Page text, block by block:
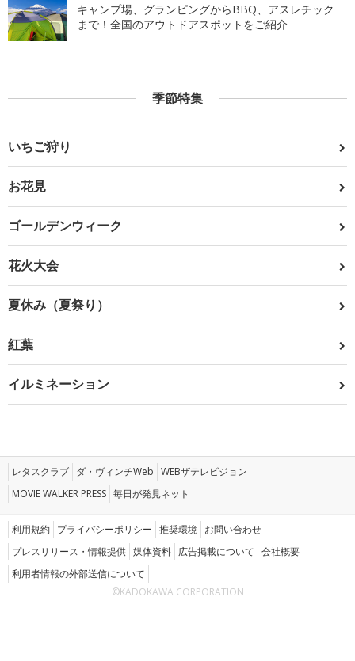
キャンプ場、グランピングからBBQ、アスレチック
まで！全国のアウトドアスポットをご紹介
季節特集
いちご狩り
お花見
ゴールデンウィーク
花火大会
夏休み（夏祭り）
紅葉
イルミネーション
レタスクラブ ダ・ヴィンチWeb WEBザテレビジョン
MOVIE WALKER PRESS 毎日が発見ネット
利用規約 プライバシーポリシー 推奨環境 お問い合わせ
プレスリリース・情報提供 媒体資料 広告掲載について 会社概要
利用者情報の外部送信について
©KADOKAWA CORPORATION